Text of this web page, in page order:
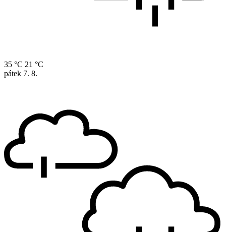
35 °C 21 °C
pátek 7. 8.